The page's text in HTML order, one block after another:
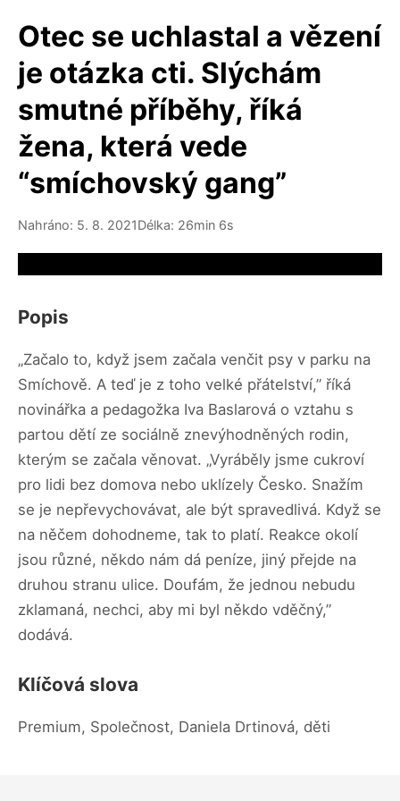
Otec se uchlastal a vězení
je otázka cti. Slýchám
smutné příběhy, říká
žena, která vede
“smíchovský gang”
Nahráno: 5. 8. 2021Délka: 26min 6s
Popis
„Začalo to, když jsem začala venčit psy v parku na
Smíchově. A teď je z toho velké přátelství,” říká
novinářka a pedagožka Iva Baslarová o vztahu s
partou dětí ze sociálně znevýhodněných rodin,
kterým se začala věnovat. „Vyráběly jsme cukroví
pro lidi bez domova nebo uklízely Česko. Snažím
se je nepřevychovávat, ale být spravedlivá. Když se
na něčem dohodneme, tak to platí. Reakce okolí
jsou různé, někdo nám dá peníze, jiný přejde na
druhou stranu ulice. Doufám, že jednou nebudu
zklamaná, nechci, aby mi byl někdo vděčný,”
dodává.
Klíčová slova
Premium, Společnost, Daniela Drtinová, děti